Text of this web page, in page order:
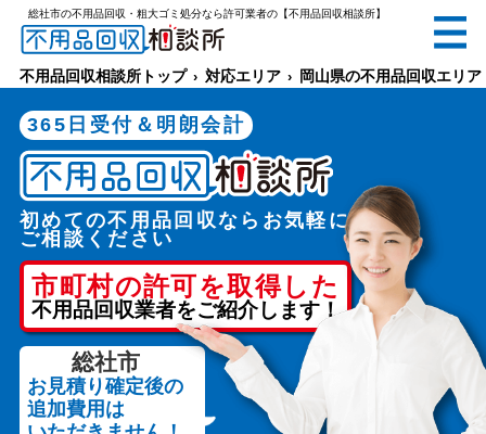
総社市の不用品回収・粗大ゴミ処分なら許可業者の【不用品回収相談所】
電話で無料お見積り（受付 8:30-17:30）
メールでのご相談は24時間受付中
不用品回収相談所TOP
不用品回収相談所トップ 対応エリア 岡山県の不用品回収エリア
365日受付＆明朗会計
初めての不用品回収ならお気軽に
ご相談ください
市町村の許可を取得した
不用品回収業者をご紹介します！
総社市
お見積り確定後の
追加費用は